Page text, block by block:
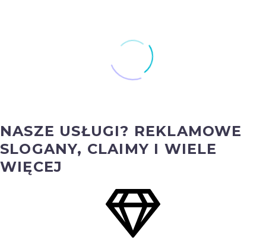
0
COPYWRITER
NASZE USŁUGI? REKLAMOWE
SLOGANY, CLAIMY I WIELE
WIĘCEJ